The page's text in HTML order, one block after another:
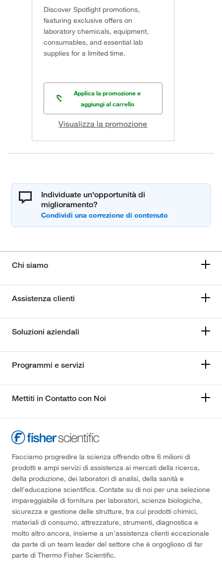
Discover Spotlight promotions,
featuring exclusive offers on
laboratory chemicals, equipment,
consumables, and essential lab
supplies for a limited time.
Applica la promozione e
aggiungi al carrello
Visualizza la promozione
Individuate un'opportunità di
miglioramento?
Chi siamo
Assistenza clienti
Soluzioni aziendali
Programmi e servizi
Mettiti in Contatto con Noi
Facciamo progredire la scienza offrendo oltre 6 milioni di
prodotti e ampi servizi di assistenza ai mercati della ricerca,
della produzione, dei laboratori di analisi, della sanità e
dell'educazione scientifica. Contate su di noi per una selezione
impareggiabile di forniture per laboratori, scienze biologiche,
sicurezza e gestione delle strutture, tra cui prodotti chimici,
materiali di consumo, attrezzature, strumenti, diagnostica e
molto altro ancora, insieme a un'assistenza clienti eccezionale
da parte di un team leader del settore che è orgoglioso di far
parte di Thermo Fisher Scientific.